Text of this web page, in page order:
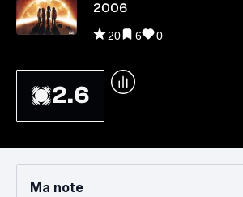
2006
20 6 0
2.6
Ma note